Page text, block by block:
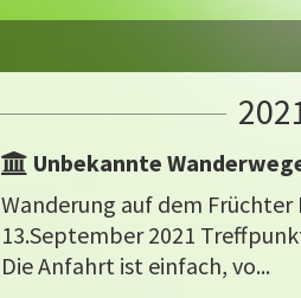
Unbekannte
Wanderung auf dem
13.September 2021
Die Anfahrt ist einfach, vo...